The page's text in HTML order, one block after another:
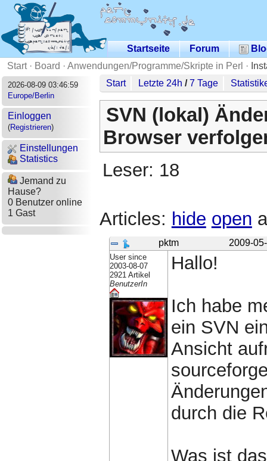
Startseite Forum
Start· Board · Anwendungen/Programme/Skripte in Perl ·
2026-08-09 03:46:59
Europe/Berlin
Einloggen
(Registrieren)
Einstellungen
Statistics
Jemand zu
Hause?
0 Benutzer online
1 Gast
Start Letzte 24h /7 Tage
SVN (lokal)
Browser
Leser: 18
Articles: hide open
pktm 2009-
User since
2003-08-07
2921 Artikel
BenutzerIn
Hallo!
Ich habe
ein SVN
Ansicht
durch die
Was ist